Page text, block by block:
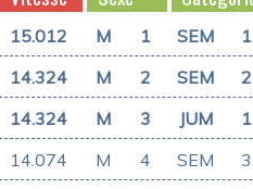
15.012 M 1 SEM 1
14.324 M 2 SEM 2
14.324 M 3 JUM 1
14.074 M 4 SEM 3